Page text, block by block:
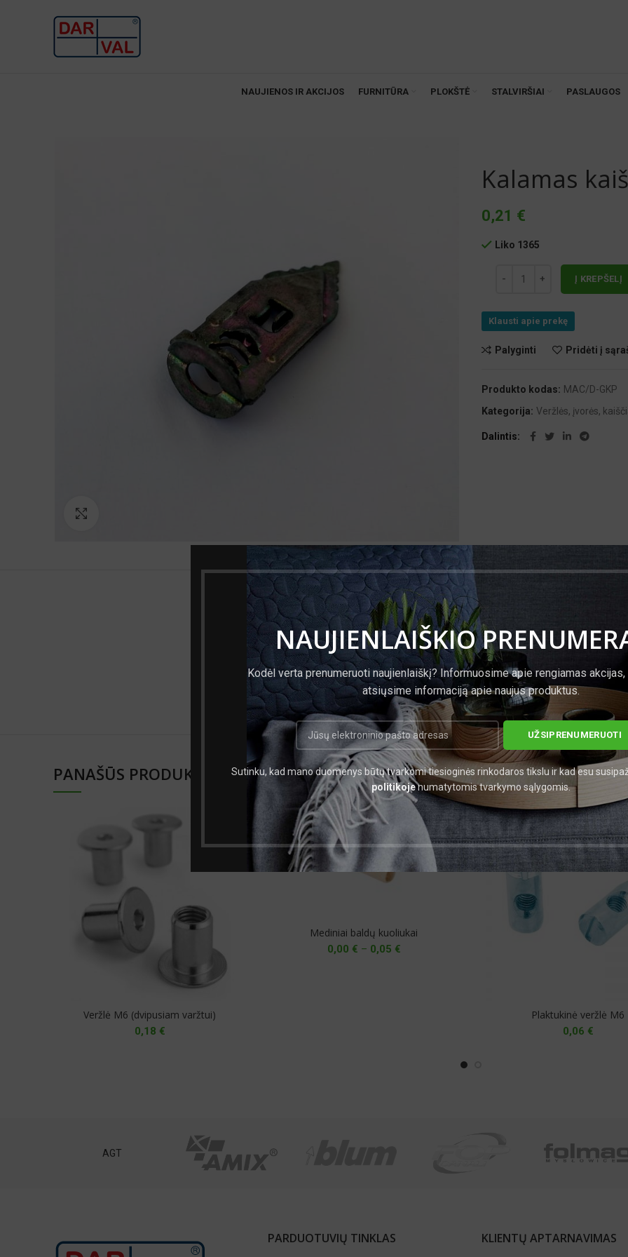
NAUJIENLAIŠKIO
Kodėl verta prenumeruoti naujienlaiškį? Informuosime apie rengiamas
atsiųsime informaciją apie naujus produktus.
Sutinku, kad mano duomenys būtų tvarkomi tiesioginės rinkodaros tikslu ir kad esu
politikojenumatytomis tvarkymo sąlygomis.
NAUJIENOS IR AKCIJOS FURNITŪRA PLOKŠTĖ STALVIRŠIAI PASLAUGOS
Kalamas
0,21 €
Liko 1365
Į KREPŠELĮ
Klausti apie prekę
Palyginti Pridėti į
Produkto kodas: MAC/D-GKP
Kategorija: Veržlės, įvorės,
Dalintis
PAPILDOMA INFORMACIJA
Medžiaga
Mato vnt.
PANAŠŪS PRODUKTAI
Veržlė M6 (dvipusiam varžtui)
0,18 €
Mediniai baldų kuoliukai
0,00 € – 0,05 €Price
Plaktukinė veržlė M6
0,06 €
AGT
PARDUOTUVIŲ TINKLAS KLIENTŲ APTARNAVIMAS